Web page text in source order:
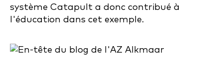
système Catapult a donc contribué à
l'éducation dans cet exemple.